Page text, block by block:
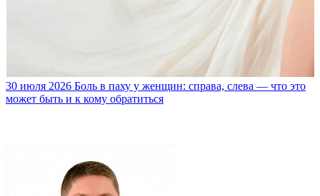
30 июля 2026 Боль в паху у женщин: справа, слева — что это
может быть и к кому обратиться